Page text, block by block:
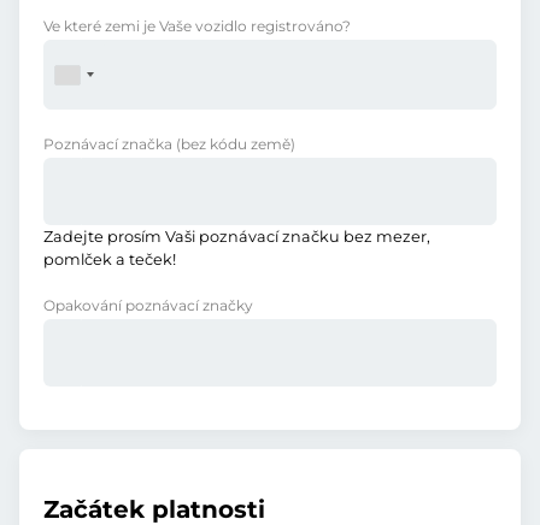
Ve které zemi je Vaše vozidlo registrováno?
Poznávací značka (bez kódu země)
Zadejte prosím Vaši poznávací značku bez mezer,
pomlček a teček!
Opakování poznávací značky
Začátek platnosti